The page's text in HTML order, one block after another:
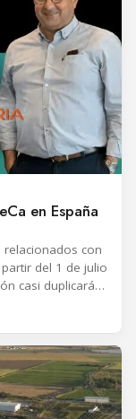
en España
relacionados con
del 1 de julio
casi duplicará
y marca la
2018. Clima